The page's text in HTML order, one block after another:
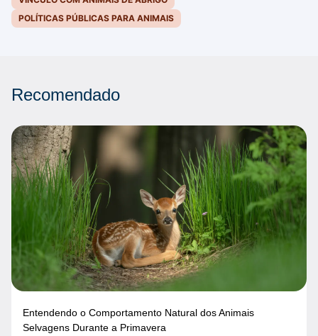
POLÍTICAS PÚBLICAS PARA ANIMAIS
Recomendado
Entendendo o Comportamento Natural dos Animais
Selvagens Durante a Primavera